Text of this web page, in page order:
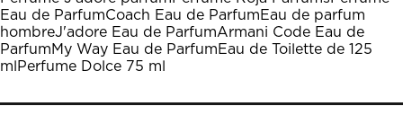
Esta
acción
abrirá
el
formulario
envío.
Esta
acción
abrirá
el
formulario
envío.
Esta
acción
abrirá
el
formulario
envío.
Esta
acción
abrirá
el
formulario
envío.
Esta
acción
abrirá
el
formulario
envío.
Eau de ParfumCoach Eau de ParfumEau de parfum
hombreJ'adore Eau de ParfumArmani Code Eau de
ParfumMy Way Eau de ParfumEau de Toilette de 125
ml Perfume Dolce 75 ml